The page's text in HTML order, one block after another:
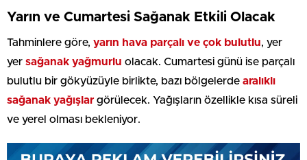
Yarın ve Cumartesi Sağanak Etkili Olacak
Tahminlere göre, yarın hava parçalı ve çok bulutlu, yer
yer sağanak yağmurlu olacak. Cumartesi günü ise parçalı
bulutlu bir gökyüzüyle birlikte, bazı bölgelerde aralıklı
sağanak yağışlar görülecek. Yağışların özellikle kısa süreli
ve yerel olması bekleniyor.